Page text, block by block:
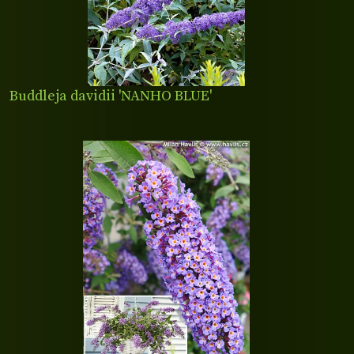
Buddleja davidii 'NANHO BLUE'